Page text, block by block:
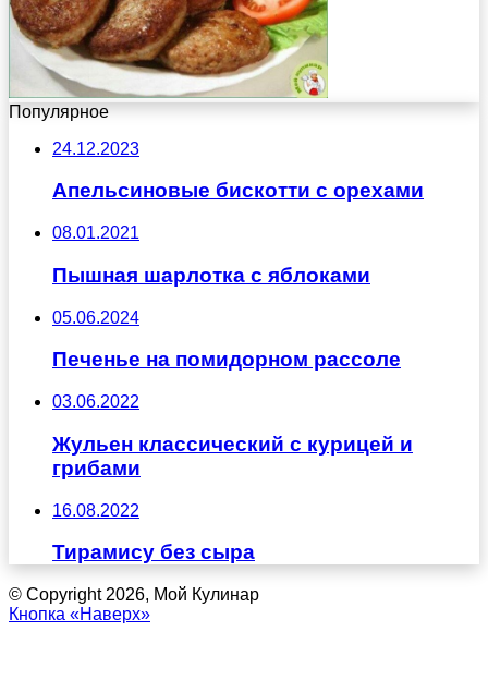
Популярное
24.12.2023
Апельсиновые бискотти с орехами
08.01.2021
Пышная шарлотка с яблоками
05.06.2024
Печенье на помидорном рассоле
03.06.2022
Жульен классический с курицей и
грибами
16.08.2022
Тирамису без сыра
© Copyright 2026, Мой Кулинар
Кнопка «Наверх»